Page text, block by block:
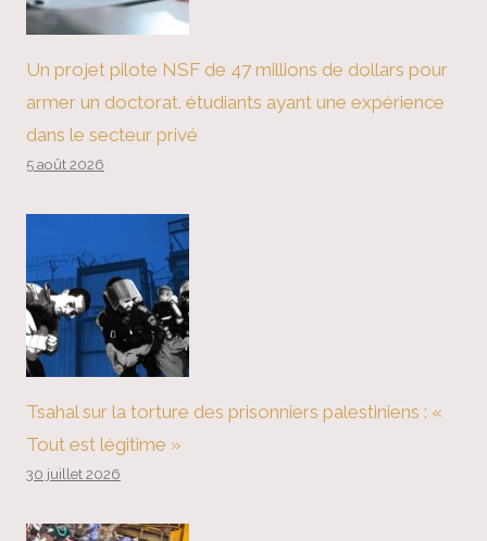
Un projet pilote NSF de 47 millions de dollars pour
armer un doctorat. étudiants ayant une expérience
dans le secteur privé
5 août 2026
Tsahal sur la torture des prisonniers palestiniens : «
Tout est légitime »
30 juillet 2026